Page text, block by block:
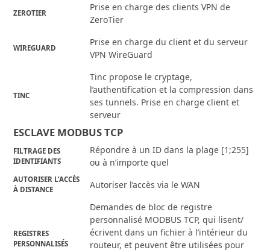
ZEROTIER
Prise en charge des clients VPN de
ZeroTier
WIREGUARD
Prise en charge du client et du serveur
VPN WireGuard
TINC
Tinc propose le cryptage,
l’authentification et la compression dans
ses tunnels. Prise en charge client et
serveur
ESCLAVE MODBUS TCP
FILTRAGE DES
IDENTIFIANTS
Répondre à un ID dans la plage [1;255]
ou à n’importe quel
AUTORISER L’ACCÈS
À DISTANCE
Autoriser l’accès via le WAN
REGISTRES
PERSONNALISÉS
Demandes de bloc de registre
personnalisé MODBUS TCP, qui lisent/
écrivent dans un fichier à l’intérieur du
routeur, et peuvent être utilisées pour